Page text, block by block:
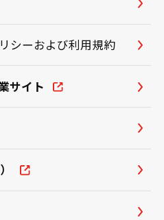
シーおよび利用規約
サイト